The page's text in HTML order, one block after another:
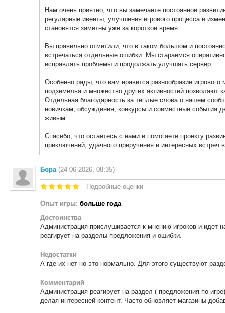
Нам очень приятно, что вы замечаете постоянное
регулярные ивенты, улучшения игрового процесса и
становятся заметны уже за короткое время.
Вы правильно отметили, что в таком большом и
встречаться отдельные ошибки. Мы стараемся
исправлять проблемы и продолжать улучшать сервер.
Особенно рады, что вам нравится разнообразие
подземелья и множество других активностей позволяют
Отдельная благодарность за тёплые слова о нашем
новичкам, обсуждения, конкурсы и совместные события
живым.
Спасибо, что остаётесь с нами и помогаете проекту
приключений, удачного приручения и интересных встреч
Бора (24-06-2026, 08:35)
Подробные оценки
Опыт игры: больше года
Достоинства
Администрация прислушивается к мнению игроков и идет
реагирует на разделы предложения и ошибки.
Недостатки
А где их нет но это нормально. Для этого существуют
Комментарий
Администрация реагирует на раздел ( предложения по
делая интересней контент. Часто обновляет магазины